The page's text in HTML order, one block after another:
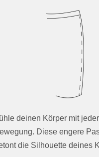
deinen Körper mit jeder
Diese engere
die Silhouette deines